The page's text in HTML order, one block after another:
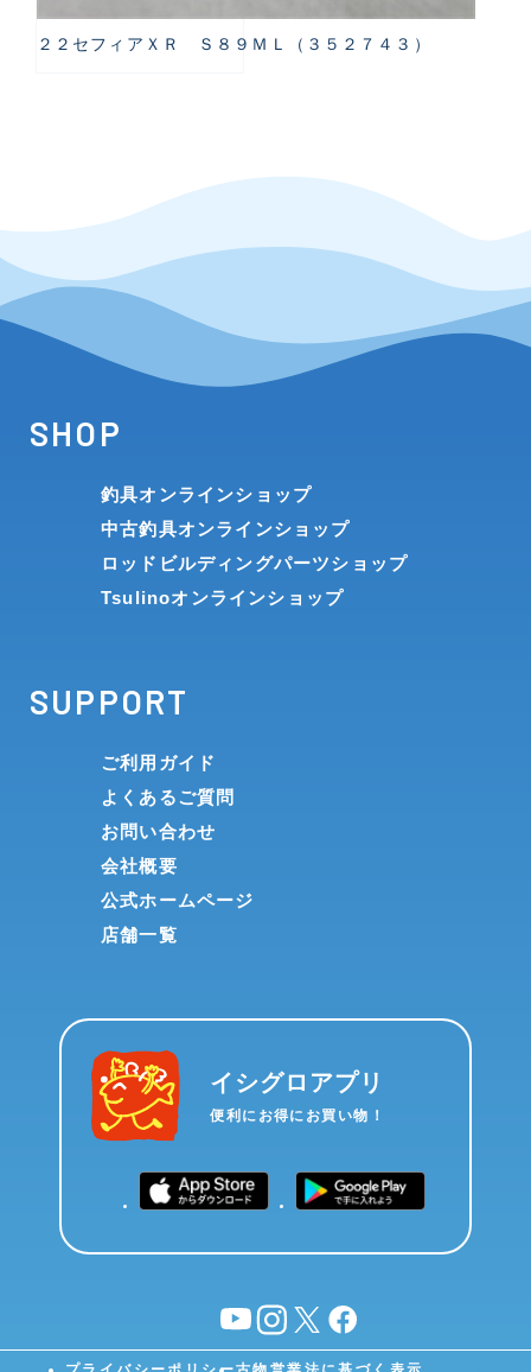
２２セフィアＸＲ Ｓ８９ＭＬ（３５２７４３）
SHOP
釣具オンラインショップ
中古釣具オンラインショップ
ロッドビルディングパーツショップ
Tsulinoオンラインショップ
SUPPORT
ご利用ガイド
よくあるご質問
お問い合わせ
会社概要
公式ホームページ
店舗一覧
イシグロアプリ
便利にお得にお買い物！
YouTubeinstagram
X facebook